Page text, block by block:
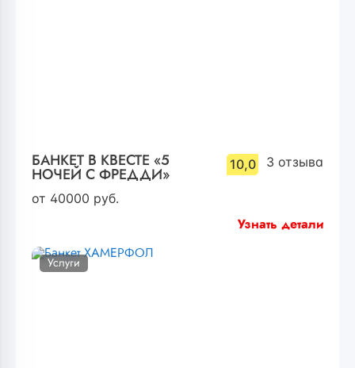
БАНКЕТ В КВЕСТЕ «5
НОЧЕЙ С ФРЕДДИ»
10,0 3 отзыва
от 40000 руб.
Узнать детали
Услуги